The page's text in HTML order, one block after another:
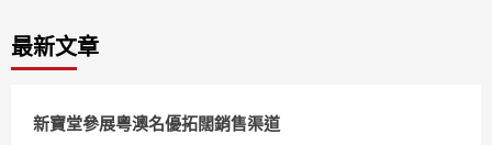
最新文章
新寶堂參展粵澳名優拓闊銷售渠道